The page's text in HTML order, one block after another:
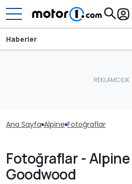
Haberler
Ana Sayfa Alpine Fotoğraflar
Fotoğraflar - Alpine
Goodwood